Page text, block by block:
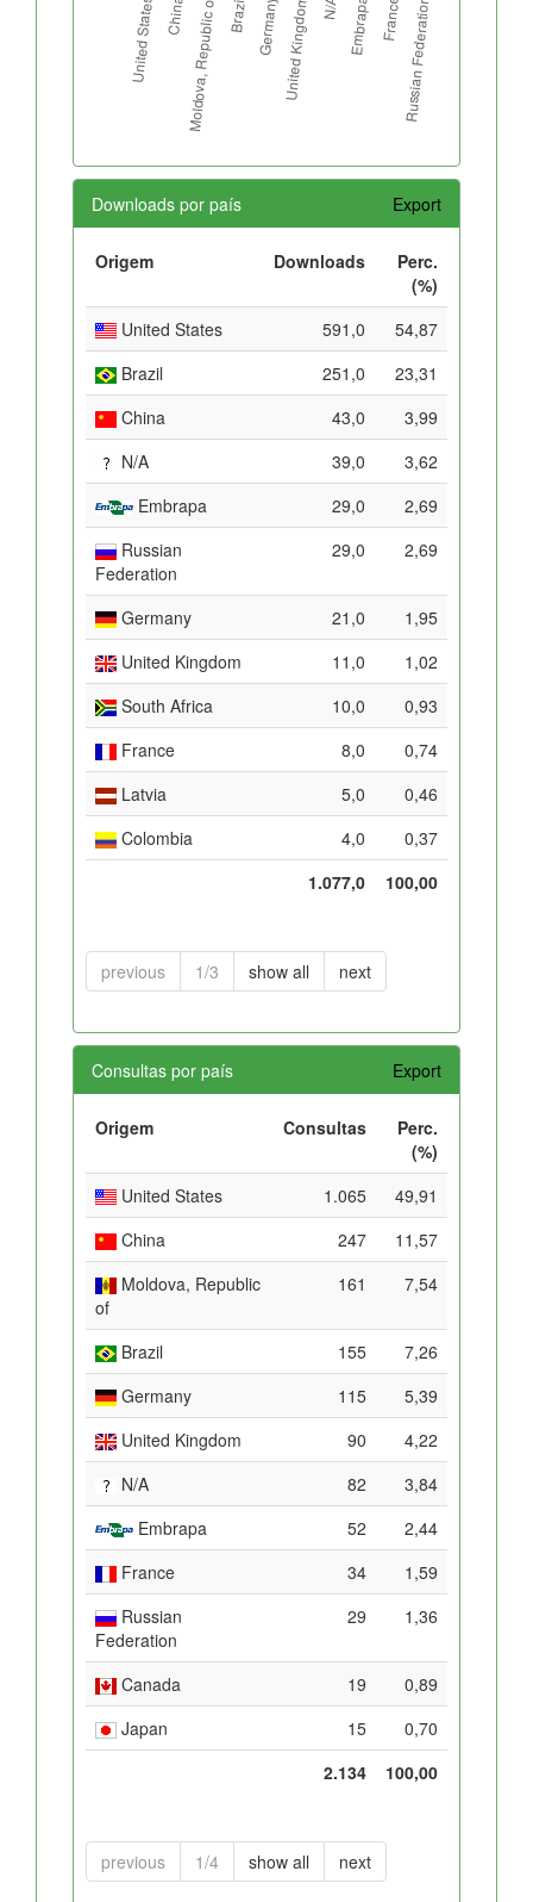
Downloads por país Export
Origem Downloads
Perc.
(%)
United States
591,0
54,87
Brazil
251,0
23,31
China
43,0
3,99
N/A
39,0
3,62
Embrapa
29,0
2,69
Russian
Federation
29,0 2,69
Germany 21,0
1,95
United Kingdom
11,0
1,02
South Africa
10,0
0,93
France
8,0
0,74
Latvia
5,0
0,46
Colombia
4,0
0,37
1.077,0
100,00
previous 1/3 show all next
Consultas por país Export
Origem Consultas
Perc.
(%)
United States
1.065
49,91
China
247
11,57
Moldova, Republic
of
161 7,54
Brazil 155
7,26
Germany
115
5,39
United Kingdom
90
4,22
N/A
82
3,84
Embrapa
52
2,44
France
34
1,59
Russian
Federation
29 1,36
Canada 19
0,89
Japan
15
0,70
2.134
100,00
previous 1/4 show all next